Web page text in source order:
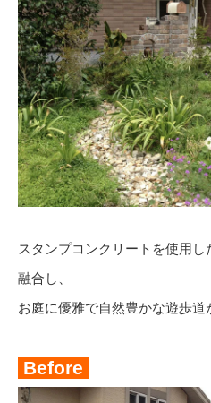
スタンプコンクリートを使用
融合し、
お庭に優雅で自然豊かな遊歩道
Before